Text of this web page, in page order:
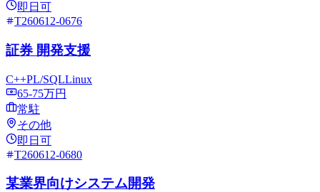
即日可
T260612-0676
証券 開発支援
C++PL/SQLLinux
65-75万円
常駐
その他
即日可
T260612-0680
某業界向けシステム開発